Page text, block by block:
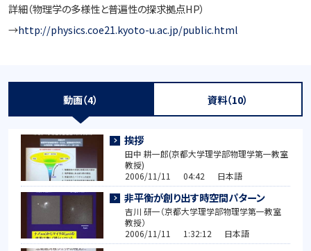
詳細（物理学の多様性と普遍性の探求拠点HP）
→http://physics.coe21.kyoto-u.ac.jp/public.html
動画（4） 資料（10）
挨拶
田中 耕一郎(京都大学理学部物理学第一教室
教授)
2006/11/11 04:42 日本語
非平衡が創り出す時空間パターン
吉川 研一（京都大学理学部物理学第一教室
教授）
2006/11/11 1:32:12 日本語